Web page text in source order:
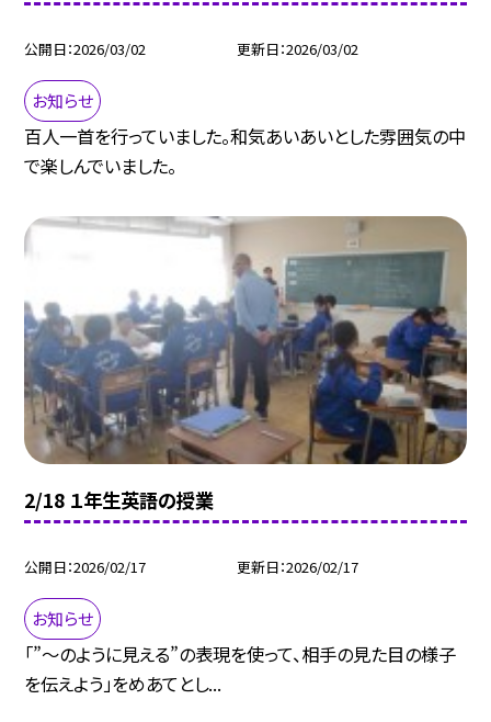
公開日 2026/03/02 更新日 2026/03/02
お知らせ
百人一首を行っていました。和気あいあいとした雰囲気の中
で楽しんでいました。
2/18 １年生英語の授業
公開日 2026/02/17 更新日 2026/02/17
お知らせ
「”～のように見える”の表現を使って、相手の見た目の様子
を伝えよう」をめあてとし...